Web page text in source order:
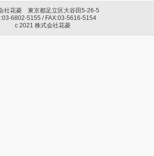
社花菱 東京都足立区大谷田5-26-5
6802-5155 / FAX:03-5616-5154
c 2021 株式会社花菱